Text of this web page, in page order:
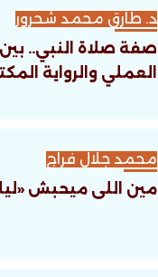
د. طارق محمد شحرور
صفة صلاة النبي..
العملي والرواية
محمد جلال فراج
مين اللى ميحبش